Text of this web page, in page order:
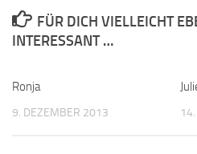
FÜR DICH VIELLEICHT
INTERESSANT …
Ronja
9. DEZEMBER 2013